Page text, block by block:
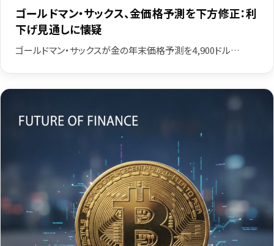
ゴールドマン・サックス、金価格予測を下方修正：利
下げ見通しに懐疑
ゴールドマン・サックスが金の年末価格予測を4,900ドル…